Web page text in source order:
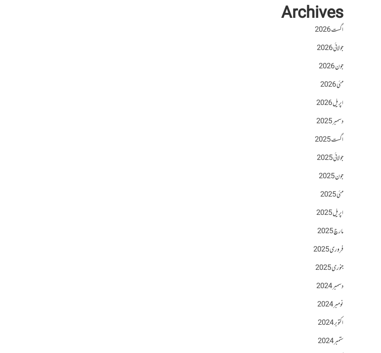
Archives
اگست 2026
جولائی 2026
جون 2026
مئی 2026
اپریل 2026
دسمبر 2025
اگست 2025
جولائی 2025
جون 2025
مئی 2025
اپریل 2025
مارچ 2025
فروری 2025
جنوری 2025
دسمبر 2024
نومبر 2024
اکتوبر 2024
ستمبر 2024